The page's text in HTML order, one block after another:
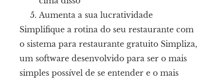
Aumenta a sua lucratividade
Simplifique a rotina do seu restaurante com
o sistema para restaurante gratuito Simpliza,
um software desenvolvido para ser o mais
simples possível de se entender e o mais